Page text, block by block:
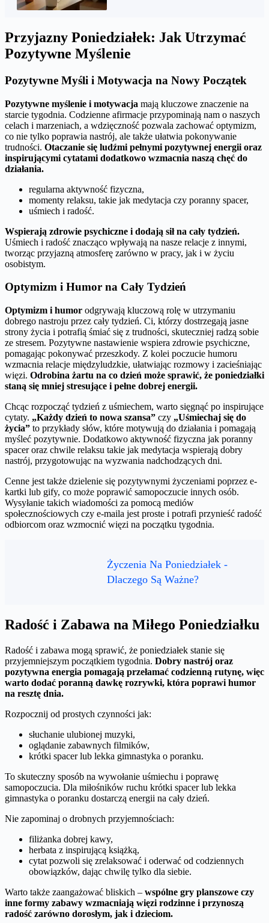
Przyjazny Poniedziałek: Jak Utrzymać
Pozytywne Myślenie
Pozytywne Myśli i Motywacja na Nowy Początek
Pozytywne myślenie i motywacja mają kluczowe znaczenie na
starcie tygodnia. Codzienne afirmacje przypominają nam o naszych
celach i marzeniach, a wdzięczność pozwala zachować optymizm,
co nie tylko poprawia nastrój, ale także ułatwia pokonywanie
trudności. Otaczanie się ludźmi pełnymi pozytywnej energii oraz
inspirującymi cytatami dodatkowo wzmacnia naszą chęć do
działania.
regularna aktywność fizyczna,
momenty relaksu, takie jak medytacja czy poranny spacer,
uśmiech i radość.
Wspierają zdrowie psychiczne i dodają sił na cały tydzień.
Uśmiech i radość znacząco wpływają na nasze relacje z innymi,
tworząc przyjazną atmosferę zarówno w pracy, jak i w życiu
osobistym.
Optymizm i Humor na Cały Tydzień
Optymizm i humor odgrywają kluczową rolę w utrzymaniu
dobrego nastroju przez cały tydzień. Ci, którzy dostrzegają jasne
strony życia i potrafią śmiać się z trudności, skuteczniej radzą sobie
ze stresem. Pozytywne nastawienie wspiera zdrowie psychiczne,
pomagając pokonywać przeszkody. Z kolei poczucie humoru
wzmacnia relacje międzyludzkie, ułatwiając rozmowy i zacieśniając
więzi. Odrobina żartu na co dzień może sprawić, że poniedziałki
staną się mniej stresujące i pełne dobrej energii.
Chcąc rozpocząć tydzień z uśmiechem, warto sięgnąć po inspirujące
cytaty. „Każdy dzień to nowa szansa” czy „Uśmiechaj się do
życia” to przykłady słów, które motywują do działania i pomagają
myśleć pozytywnie. Dodatkowo aktywność fizyczna jak poranny
spacer oraz chwile relaksu takie jak medytacja wspierają dobry
nastrój, przygotowując na wyzwania nadchodzących dni.
Cenne jest także dzielenie się pozytywnymi życzeniami poprzez e-
kartki lub gify, co może poprawić samopoczucie innych osób.
Wysyłanie takich wiadomości za pomocą mediów
społecznościowych czy e-maila jest proste i potrafi przynieść radość
odbiorcom oraz wzmocnić więzi na początku tygodnia.
Życzenia Na Poniedziałek -
Dlaczego Są Ważne?
Radość i Zabawa na Miłego Poniedziałku
Radość i zabawa mogą sprawić, że poniedziałek stanie się
przyjemniejszym początkiem tygodnia. Dobry nastrój oraz
pozytywna energia pomagają przełamać codzienną rutynę, więc
warto dodać poranną dawkę rozrywki, która poprawi humor
na resztę dnia.
Rozpocznij od prostych czynności jak:
słuchanie ulubionej muzyki,
oglądanie zabawnych filmików,
krótki spacer lub lekka gimnastyka o poranku.
To skuteczny sposób na wywołanie uśmiechu i poprawę
samopoczucia. Dla miłośników ruchu krótki spacer lub lekka
gimnastyka o poranku dostarczą energii na cały dzień.
Nie zapominaj o drobnych przyjemnościach:
filiżanka dobrej kawy,
herbata z inspirującą książką,
cytat pozwoli się zrelaksować i oderwać od codziennych
obowiązków, dając chwilę tylko dla siebie.
Warto także zaangażować bliskich – wspólne gry planszowe czy
inne formy zabawy wzmacniają więzi rodzinne i przynoszą
radość zarówno dorosłym, jak i dzieciom.